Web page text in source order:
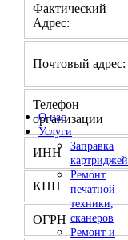
О нас
Услуги
Заправка
картриджей
Ремонт
печатной
техники,
сканеров
Ремонт и
Фактический
Адрес:
Почтовый адрес:
Телефон
организации
ИНН
КПП
ОГРН